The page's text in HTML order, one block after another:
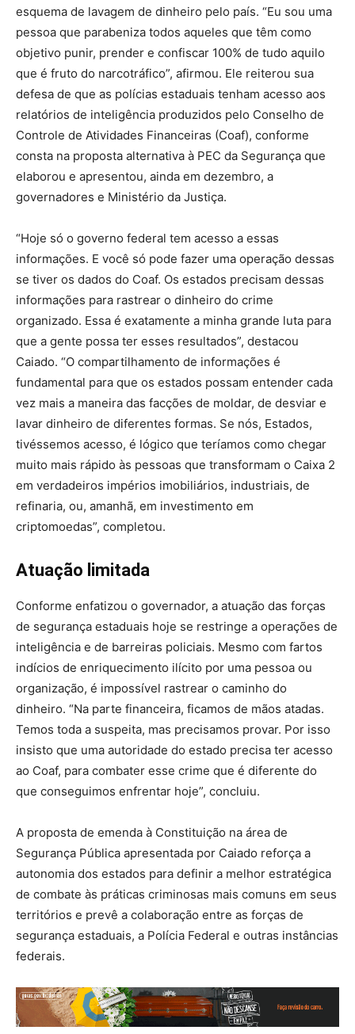
esquema de lavagem de dinheiro pelo país. “Eu sou uma
pessoa que parabeniza todos aqueles que têm como
objetivo punir, prender e confiscar 100% de tudo aquilo
que é fruto do narcotráfico”, afirmou. Ele reiterou sua
defesa de que as polícias estaduais tenham acesso aos
relatórios de inteligência produzidos pelo Conselho de
Controle de Atividades Financeiras (Coaf), conforme
consta na proposta alternativa à PEC da Segurança que
elaborou e apresentou, ainda em dezembro, a
governadores e Ministério da Justiça.
“Hoje só o governo federal tem acesso a essas
informações. E você só pode fazer uma operação dessas
se tiver os dados do Coaf. Os estados precisam dessas
informações para rastrear o dinheiro do crime
organizado. Essa é exatamente a minha grande luta para
que a gente possa ter esses resultados”, destacou
Caiado. “O compartilhamento de informações é
fundamental para que os estados possam entender cada
vez mais a maneira das facções de moldar, de desviar e
lavar dinheiro de diferentes formas. Se nós, Estados,
tivéssemos acesso, é lógico que teríamos como chegar
muito mais rápido às pessoas que transformam o Caixa 2
em verdadeiros impérios imobiliários, industriais, de
refinaria, ou, amanhã, em investimento em
criptomoedas”, completou.
Atuação limitada
Conforme enfatizou o governador, a atuação das forças
de segurança estaduais hoje se restringe a operações de
inteligência e de barreiras policiais. Mesmo com fartos
indícios de enriquecimento ilícito por uma pessoa ou
organização, é impossível rastrear o caminho do
dinheiro. “Na parte financeira, ficamos de mãos atadas.
Temos toda a suspeita, mas precisamos provar. Por isso
insisto que uma autoridade do estado precisa ter acesso
ao Coaf, para combater esse crime que é diferente do
que conseguimos enfrentar hoje”, concluiu.
A proposta de emenda à Constituição na área de
Segurança Pública apresentada por Caiado reforça a
autonomia dos estados para definir a melhor estratégica
de combate às práticas criminosas mais comuns em seus
territórios e prevê a colaboração entre as forças de
segurança estaduais, a Polícia Federal e outras instâncias
federais.